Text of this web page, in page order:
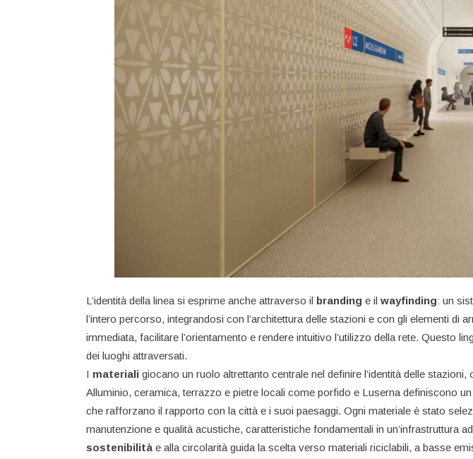
L’identità della linea si esprime anche attraverso il branding e il wayfinding: un
l’intero percorso, integrandosi con l’architettura delle stazioni e con gli elementi
immediata, facilitare l’orientamento e rendere intuitivo l’utilizzo della rete. Questo
dei luoghi attraversati.
I materiali giocano un ruolo altrettanto centrale nel definire l’identità delle
Alluminio, ceramica, terrazzo e pietre locali come porfido e Luserna definiscono
che rafforzano il rapporto con la città e i suoi paesaggi. Ogni materiale è stato
manutenzione e qualità acustiche, caratteristiche fondamentali in un’infrastruttura
sostenibilità e alla circolarità guida la scelta verso materiali riciclabili, a basse